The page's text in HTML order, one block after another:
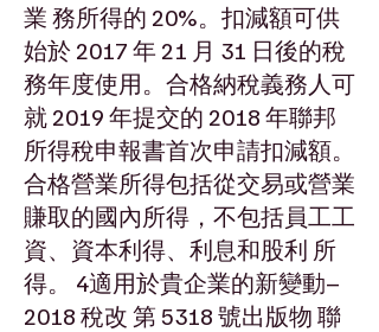
業 務所得的 20%。扣減額可供
始於 2017 年 21 月 31 日後的稅
務年度使用。合格納稅義務人可
就 2019 年提交的 2018 年聯邦
所得稅申報書首次申請扣減額。
合格營業所得包括從交易或營業
賺取的國內所得，不包括員工工
資、資本利得、利息和股利 所
得。 4適用於貴企業的新變動–
2018 稅改 第 5318 號出版物 聯